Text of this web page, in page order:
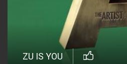
ZU IS YOU